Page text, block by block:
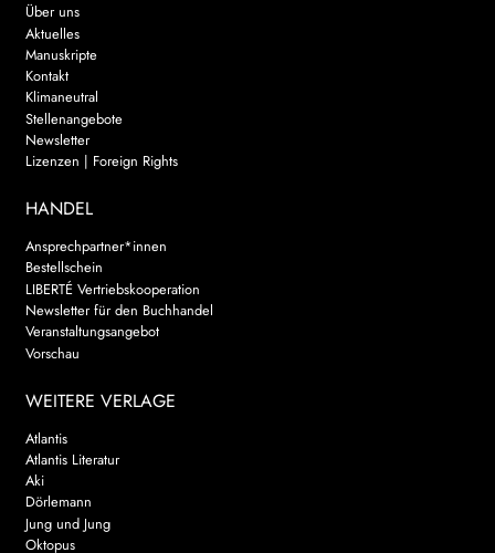
Über uns
Aktuelles
Manuskripte
Kontakt
Klimaneutral
Stellenangebote
Newsletter
Lizenzen | Foreign Rights
HANDEL
Ansprechpartner*innen
Bestellschein
LIBERTÉ Vertriebskooperation
Newsletter für den Buchhandel
Veranstaltungsangebot
Vorschau
WEITERE VERLAGE
Atlantis
Atlantis Literatur
Aki
Dörlemann
Jung und Jung
Oktopus